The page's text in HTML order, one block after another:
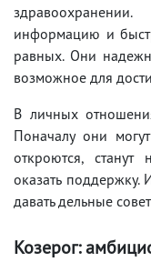
информацию и
равных. Они
возможное для
В личных
Поначалу они
откроются,
оказать поддержку.
давать дельные
Козерог: